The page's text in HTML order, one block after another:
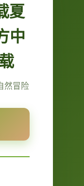
夏
中
然冒险